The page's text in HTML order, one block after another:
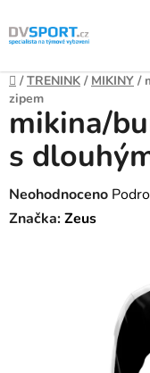
Přejít
na
Domů
/ TRENINK / MIKINY /
zipem
mikina/
s
Průměrné
hodnocení
Neohodnoceno
Značka:Zeus